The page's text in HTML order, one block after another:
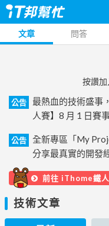
文章 問答
按讚
公告
最熱血的技術盛事
人賽】8 月 1 日賽
公告
全新專區「My
分享最真實的開發
前往 iThome鐵
技術文章